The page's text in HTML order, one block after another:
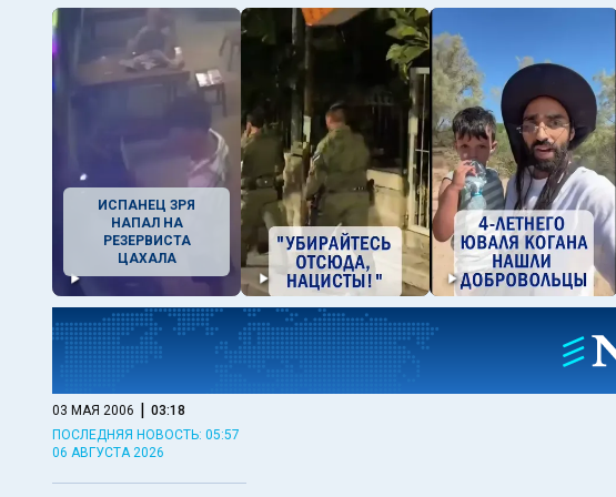
ИСПАНЕЦ ЗРЯ
НАПАЛ НА
РЕЗЕРВИСТА
ЦАХАЛА
03 МАЯ 2006 | 03:18
ПОСЛЕДНЯЯ НОВОСТЬ: 05:57
06 АВГУСТА 2026